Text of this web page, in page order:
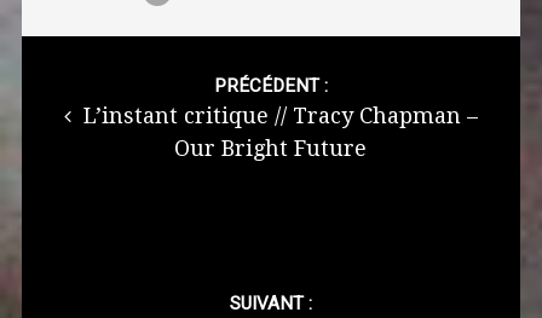
PRÉCÉDENT :
L’instant critique // Tracy Chapman –
Our Bright Future
SUIVANT :